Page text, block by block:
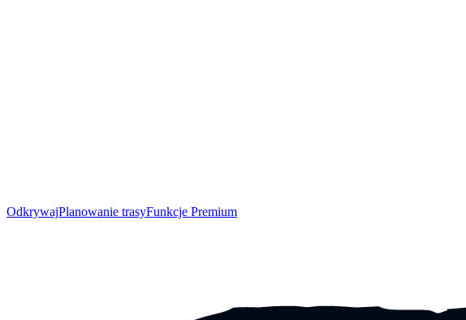
OdkrywajPlanowanie trasyFunkcje Premium